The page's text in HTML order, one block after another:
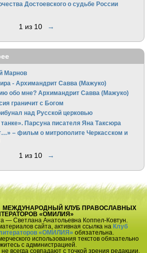
Достоевского о судьбе России
1 из 10 →
Марнов
- Архимандрит Савва (Мажуко)
обо мне? Архимандрит Савва (Мажуко)
граничит с Богом
над Русской церковью
Парсуна писателя Яна Таксюра
– фильм о митрополите Черкасском и
1 из 10 →
МЕЖДУНАРОДНЫЙ КЛУБ ПРАВОСЛАВНЫХ
«ОМИЛИЯ»
— Светлана Анатольевна Коппел-Ковтун.
сайта, активная ссылка на Клуб
«ОМИЛИЯ» обязательна.
использования текстов обязательно
с администрацией.
всегда совпадают с точкой зрения редакции.